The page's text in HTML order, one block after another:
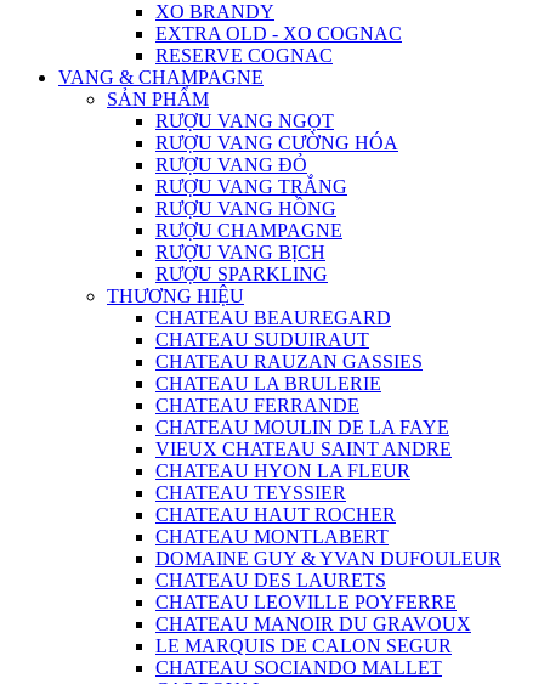
XO BRANDY
EXTRA OLD - XO COGNAC
RESERVE COGNAC
VANG & CHAMPAGNE
SẢN PHẨM
RƯỢU VANG NGỌT
RƯỢU VANG CƯỜNG HÓA
RƯỢU VANG ĐỎ
RƯỢU VANG TRẮNG
RƯỢU VANG HỒNG
RƯỢU CHAMPAGNE
RƯỢU VANG BỊCH
RƯỢU SPARKLING
THƯƠNG HIỆU
CHATEAU BEAUREGARD
CHATEAU SUDUIRAUT
CHATEAU RAUZAN GASSIES
CHATEAU LA BRULERIE
CHATEAU FERRANDE
CHATEAU MOULIN DE LA FAYE
VIEUX CHATEAU SAINT ANDRE
CHATEAU HYON LA FLEUR
CHATEAU TEYSSIER
CHATEAU HAUT ROCHER
CHATEAU MONTLABERT
DOMAINE GUY & YVAN DUFOULEUR
CHATEAU DES LAURETS
CHATEAU LEOVILLE POYFERRE
CHATEAU MANOIR DU GRAVOUX
LE MARQUIS DE CALON SEGUR
CHATEAU SOCIANDO MALLET